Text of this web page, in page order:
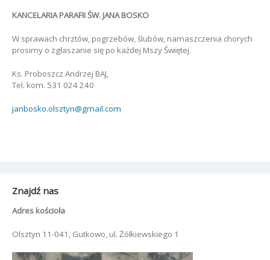
KANCELARIA PARAFII ŚW. JANA BOSKO
W sprawach chrztów, pogrzebów, ślubów, namaszczenia chorych
prosimy o zgłaszanie się po każdej Mszy Świętej.
Ks. Proboszcz Andrzej BAJ,
Tel. kom. 531 024 240
janbosko.olsztyn@gmail.com
Znajdź nas
Adres kościoła
Olsztyn 11-041, Gutkowo, ul. Żółkiewskiego 1